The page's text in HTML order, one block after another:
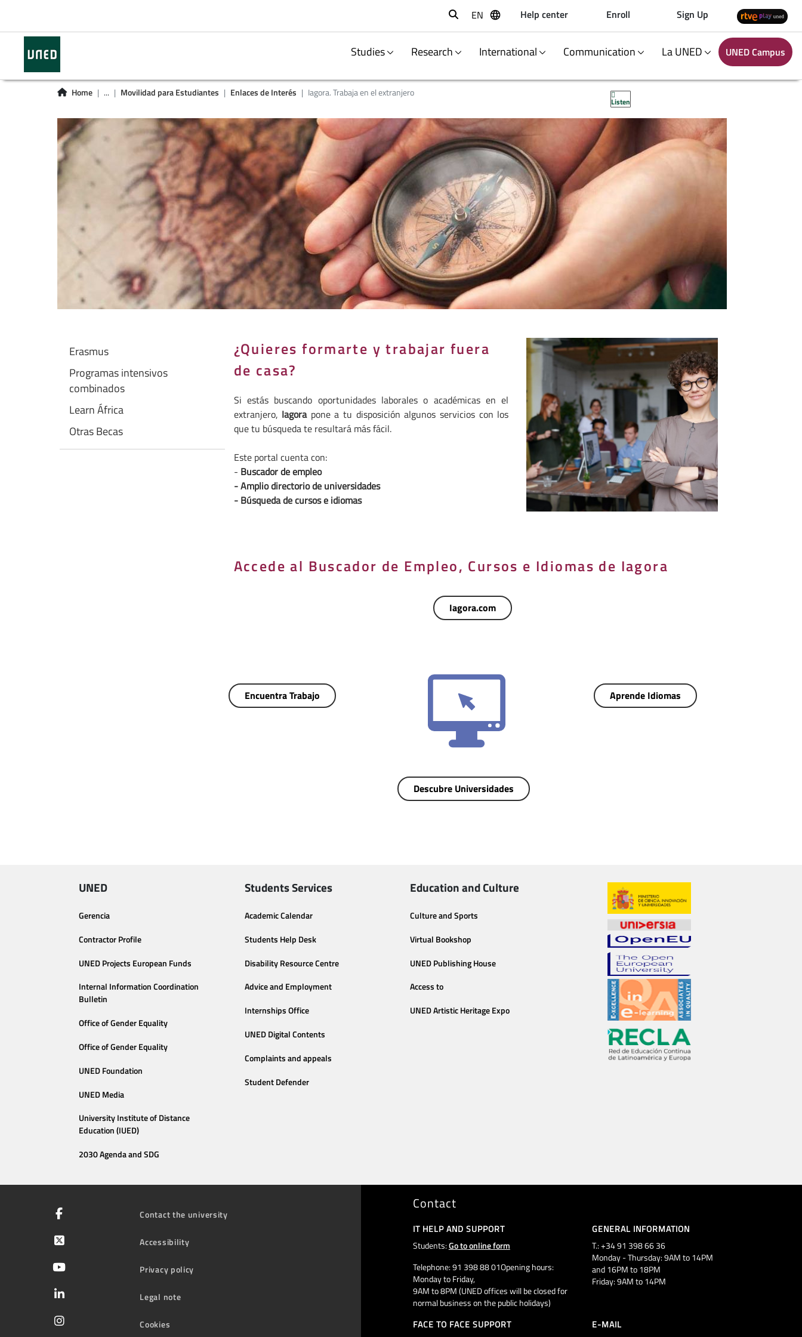
Buscar
EN Help center Enroll Sign Up
Studies Research International Communication La UNED UNED Campus
Home ... Movilidad para Estudiantes Enlaces de Interés Iagora. Trabaja en el extranjero
Listen
Erasmus
Programas intensivos
combinados
Learn África
Otras Becas
¿Quieres formarte y trabajar fuera
de casa?
Si estás buscando oportunidades laborales o académicas en el
extranjero, Iagorapone a tu disposición algunos servicios con los
que tu búsqueda te resultará más fácil.
Este portal cuenta con:
- Buscador de empleo
- Ampliodirectorio de universidades
- Búsqueda de cursos e idiomas
Accede al Buscador de Empleo, Cursos e Idiomas de Iagora
Iagora.com
Encuentra Trabajo
Descubre Universidades
Aprende Idiomas
UNED
Gerencia
Contractor Profile
UNED Projects European Funds
Internal Information Coordination
Bulletin
Office of Gender Equality
Office of Gender Equality
UNED Foundation
UNED Media
University Institute of Distance
Education (IUED)
2030 Agenda and SDG
Students Services
Academic Calendar
Students Help Desk
Disability Resource Centre
Advice and Employment
Internships Office
UNED Digital Contents
Complaints and appeals
Student Defender
Education and Culture
Culture and Sports
Virtual Bookshop
UNED Publishing House
Access to
UNED Artistic Heritage Expo
Contact the university
Accessibility
Privacy policy
Legal note
Cookies
Contact
IT HELP AND SUPPORT
Students:Go to online form
Telephone: 91 398 88 01Opening hours:
Monday to Friday,
9AM to 8PM (UNED offices will be closed for
normal business on the public holidays)
GENERAL INFORMATION
T.: +34 91 398 66 36
Monday - Thursday: 9AM to 14PM
and 16PM to 18PM
Friday: 9AM to 14PM
FACE TO FACE SUPPORT
E-MAIL